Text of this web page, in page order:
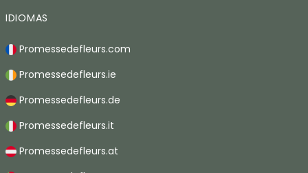
IDIOMAS
Promessedefleurs.com
Promessedefleurs.ie
Promessedefleurs.de
Promessedefleurs.it
Promessedefleurs.at